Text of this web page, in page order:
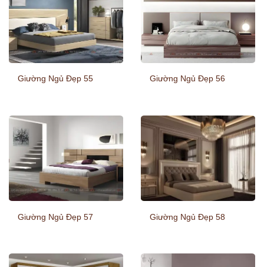
Giường Ngủ Đẹp 55 Giường Ngủ Đẹp 56
Giường Ngủ Đẹp 57 Giường Ngủ Đẹp 58